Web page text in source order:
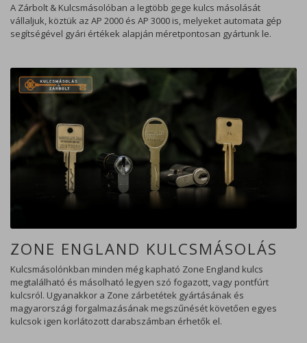
A Zárbolt & Kulcsmásolóban a legtöbb gege kulcs másolását
vállaljuk, köztük az AP 2000 és AP 3000 is, melyeket automata gép
segítségével gyári értékek alapján méretpontosan gyártunk le.
ZONE ENGLAND KULCSMÁSOLÁS
Kulcsmásolónkban minden még kapható Zone England kulcs
megtalálható és másolható legyen szó fogazott, vagy pontfúrt
kulcsról. Ugyanakkor a Zone zárbetétek gyártásának és
magyarországi forgalmazásának megszűnését követően egyes
kulcsok igen korlátozott darabszámban érhetők el.